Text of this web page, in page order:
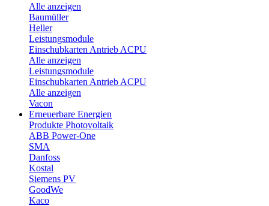
Alle anzeigen
Baumüller
Heller
Leistungsmodule
Einschubkarten Antrieb ACPU
Alle anzeigen
Leistungsmodule
Einschubkarten Antrieb ACPU
Alle anzeigen
Vacon
Erneuerbare Energien
Produkte Photovoltaik
ABB Power-One
SMA
Danfoss
Kostal
Siemens PV
GoodWe
Kaco